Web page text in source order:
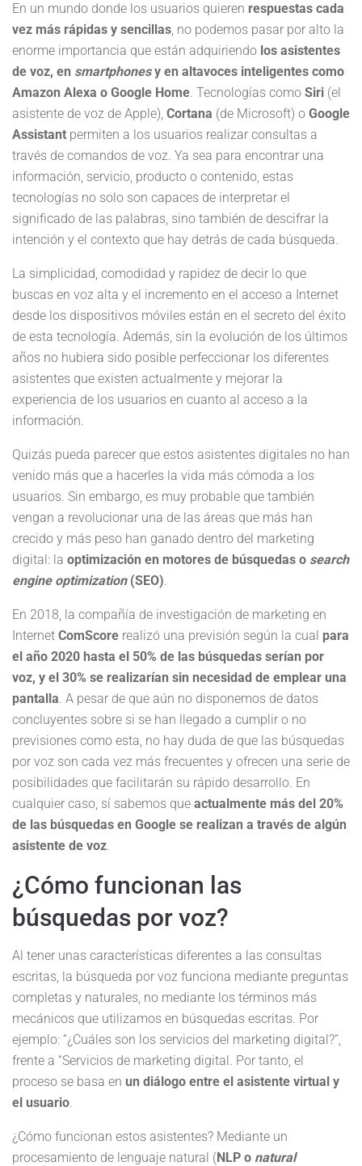
En un mundo donde los usuarios quieren respuestas cada
vez más rápidas y sencillas, no podemos pasar por alto la
enorme importancia que están adquiriendo los asistentes
de voz, en smartphonesy en altavoces inteligentes como
Amazon Alexa o Google Home. Tecnologías como Siri (el
asistente de voz de Apple), Cortana (de Microsoft) o Google
Assistant permiten a los usuarios realizar consultas a
través de comandos de voz. Ya sea para encontrar una
información, servicio, producto o contenido, estas
tecnologías no solo son capaces de interpretar el
significado de las palabras, sino también de descifrar la
intención y el contexto que hay detrás de cada búsqueda.
La simplicidad, comodidad y rapidez de decir lo que
buscas en voz alta y el incremento en el acceso a Internet
desde los dispositivos móviles están en el secreto del éxito
de esta tecnología. Además, sin la evolución de los últimos
años no hubiera sido posible perfeccionar los diferentes
asistentes que existen actualmente y mejorar la
experiencia de los usuarios en cuanto al acceso a la
información.
Quizás pueda parecer que estos asistentes digitales no han
venido más que a hacerles la vida más cómoda a los
usuarios. Sin embargo, es muy probable que también
vengan a revolucionar una de las áreas que más han
crecido y más peso han ganado dentro del marketing
digital: la optimización en motores de búsquedas o search
engine optimization(SEO).
En 2018, la compañía de investigación de marketing en
Internet ComScore realizó una previsión según la cual para
el año 2020 hasta el 50% de las búsquedas serían por
voz, y el 30% se realizarían sin necesidad de emplear una
pantalla. A pesar de que aún no disponemos de datos
concluyentes sobre si se han llegado a cumplir o no
previsiones como esta, no hay duda de que las búsquedas
por voz son cada vez más frecuentes y ofrecen una serie de
posibilidades que facilitarán su rápido desarrollo. En
cualquier caso, sí sabemos que actualmente más del 20%
de las búsquedas en Google se realizan a través de algún
asistente de voz.
¿Cómo funcionan las
búsquedas por voz?
Al tener unas características diferentes a las consultas
escritas, la búsqueda por voz funciona mediante preguntas
completas y naturales, no mediante los términos más
mecánicos que utilizamos en búsquedas escritas. Por
ejemplo: “¿Cuáles son los servicios del marketing digital?”,
frente a “Servicios de marketing digital. Por tanto, el
proceso se basa en un diálogo entre el asistente virtual y
el usuario
¿Cómo funcionan estos asistentes? Mediante un
procesamiento de lenguaje natural (NLP o natural